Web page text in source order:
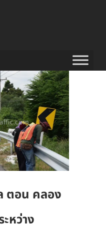
ตอน คลอง
ะหว่าง